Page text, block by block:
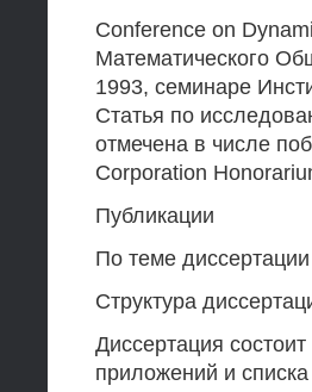
Conference on
Математического
1993, семинаре
Статья по
отмечена в числе
Corporation
Публикации
По теме
Структура
Диссертация
приложений и